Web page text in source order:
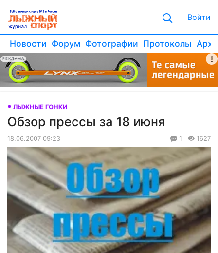
Войти
Новости Форум Фотографии Протоколы
РЕКЛАМА
ЛЫЖНЫЕ ГОНКИ
Обзор прессы за 18 июня
18.06.2007 09:23 1 1627